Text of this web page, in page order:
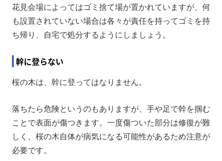
花見会場によってはゴミ捨て場が置かれていますが、何
も設置されていない場合は各々が責任を持ってゴミを持
ち帰り、自宅で処分するようにしましょう。
幹に登らない
桜の木は、幹に登ってはなりません。
落ちたら危険というのもありますが、手や足で幹を掴む
ことで表面が傷つきます。一度傷ついた部分は修復が難
しく、桜の木自体が病気になる可能性があるため注意が
必要です。